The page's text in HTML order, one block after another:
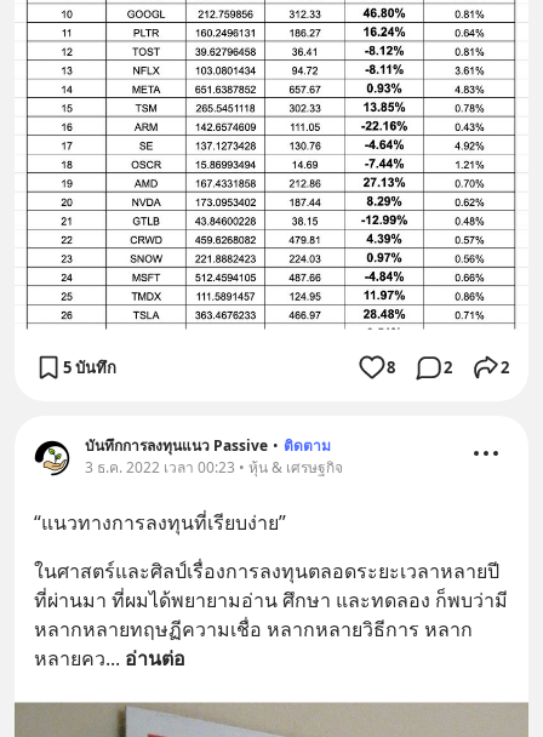
5 บันทึก 8 2 2
บันทึกการลงทุนแนว Passive • ติดตาม
3 ธ.ค. 2022 เวลา 00:23 • หุ้น & เศรษฐกิจ
“แนวทางการลงทุนที่เรียบง่าย”
ในศาสตร์และศิลป์เรื่องการลงทุนตลอดระยะเวลาหลายปี
ที่ผ่านมา ที่ผมได้พยายามอ่าน ศึกษา และทดลอง ก็พบว่ามี
หลากหลายทฤษฏีความเชื่อ หลากหลายวิธีการ หลาก
หลายคว... อ่านต่อ